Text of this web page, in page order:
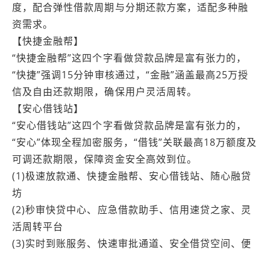
度，配合弹性借款周期与分期还款方案，适配多种融
资需求。
【快捷金融帮】
“快捷金融帮”这四个字看做贷款品牌是富有张力的，
“快捷”强调15分钟审核通过，“金融”涵盖最高25万授
信及自由还款期限，确保用户灵活周转。
【安心借钱站】
“安心借钱站”这四个字看做贷款品牌是富有张力的，
“安心”体现全程加密服务，“借钱”关联最高18万额度及
可调还款期限，保障资金安全高效到位。
(1)极速放款通、快捷金融帮、安心借钱站、随心融贷
坊
(2)秒审快贷中心、应急借款助手、信用速贷之家、灵
活周转平台
(3)实时到账服务、快速审批通道、安全借贷空间、便